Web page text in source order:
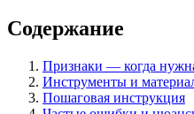
Содержание
Признаки — когда
Инструменты и
Пошаговая инструкция